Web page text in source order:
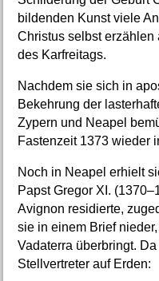
bildenden Kunst viele
Christus selbst
des Karfreitags.
Nachdem sie sich in
Bekehrung der
Zypern und Neapel
Fastenzeit 1373 wieder
Noch in Neapel erhielt
Papst Gregor XI.
Avignon residierte,
sie in einem Brief
Vadaterra überbringt.
Stellvertreter auf Erden: